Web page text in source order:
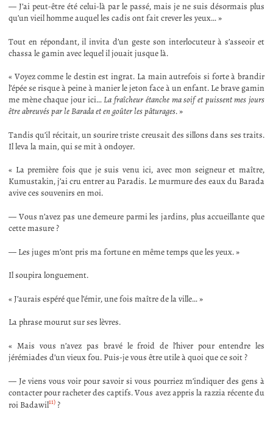
— J’ai peut-être été celui-là par le passé, mais je ne suis désormais plus
qu’un vieil homme auquel les cadis ont fait crever les yeux… »
Tout en répondant, il invita d’un geste son interlocuteur à s’asseoir et
chassa le gamin avec lequel il jouait jusque là.
« Voyez comme le destin est ingrat. La main autrefois si forte à brandir
l’épée se risque à peine à manier le jeton face à un enfant. Le brave gamin
me mène chaque jour ici…La fraîcheur étanche ma soif et puissent mes jours
être abreuvés par le Barada et en goûter les pâturages. »
Tandis qu’il récitait, un sourire triste creusait des sillons dans ses traits.
Il leva la main, qui se mit à ondoyer.
« La première fois que je suis venu ici, avec mon seigneur et maître,
Kumustakin, j’ai cru entrer au Paradis. Le murmure des eaux du Barada
avive ces souvenirs en moi.
— Vous n’avez pas une demeure parmi les jardins, plus accueillante que
cette masure ?
— Les juges m’ont pris ma fortune en même temps que les yeux. »
Il soupira longuement.
« J’aurais espéré que l’émir, une fois maître de la ville… »
La phrase mourut sur ses lèvres.
« Mais vous n’avez pas bravé le froid de l’hiver pour entendre les
jérémiades d’un vieux fou. Puis-je vous être utile à quoi que ce soit ?
— Je viens vous voir pour savoir si vous pourriez m’indiquer des gens à
contacter pour racheter des captifs. Vous avez appris la razzia récente du
roi Badawil11) ?